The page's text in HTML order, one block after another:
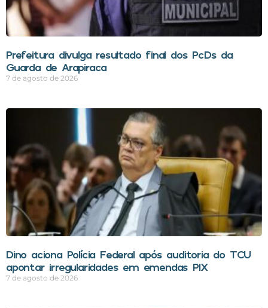
Prefeitura divulga resultado final dos PcDs da
Guarda de Arapiraca
7 de agosto de 2026
Dino aciona Polícia Federal após auditoria do TCU
apontar irregularidades em emendas PIX
7 de agosto de 2026